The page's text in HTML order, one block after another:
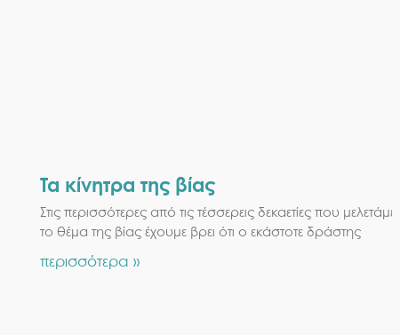
Τα κίνητρα της βίας
Στις περισσότερες από τις τέσσερεις δεκαετίες που μελετάμε
το θέμα της βίας έχουμε βρει ότι ο εκάστοτε δράστης
περισσότερα »